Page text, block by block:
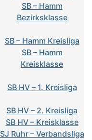
SB – Hamm
Bezirksklasse
SB – Hamm Kreisliga
SB – Hamm
Kreisklasse
SB HV – 1. Kreisliga
SB HV – 2. Kreisliga
SB HV – Kreisklasse
SJ Ruhr – Verbandsliga